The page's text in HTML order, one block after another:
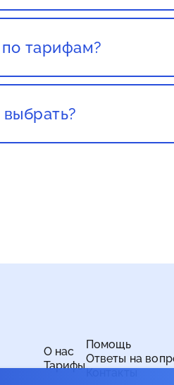
роутером. Но этот
тарифам?
клиентов не повышают
учитывать свои
О нас
Тарифы
Помощь
Ответы на
Контакты